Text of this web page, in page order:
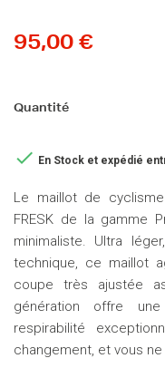
95,00 €
Quantité
 En Stock et expédié
Le maillot de
FRESK de la gamme
minimaliste. Ultra
technique, ce maillot
coupe très ajustée
génération offre
respirabilité
changement, et vous